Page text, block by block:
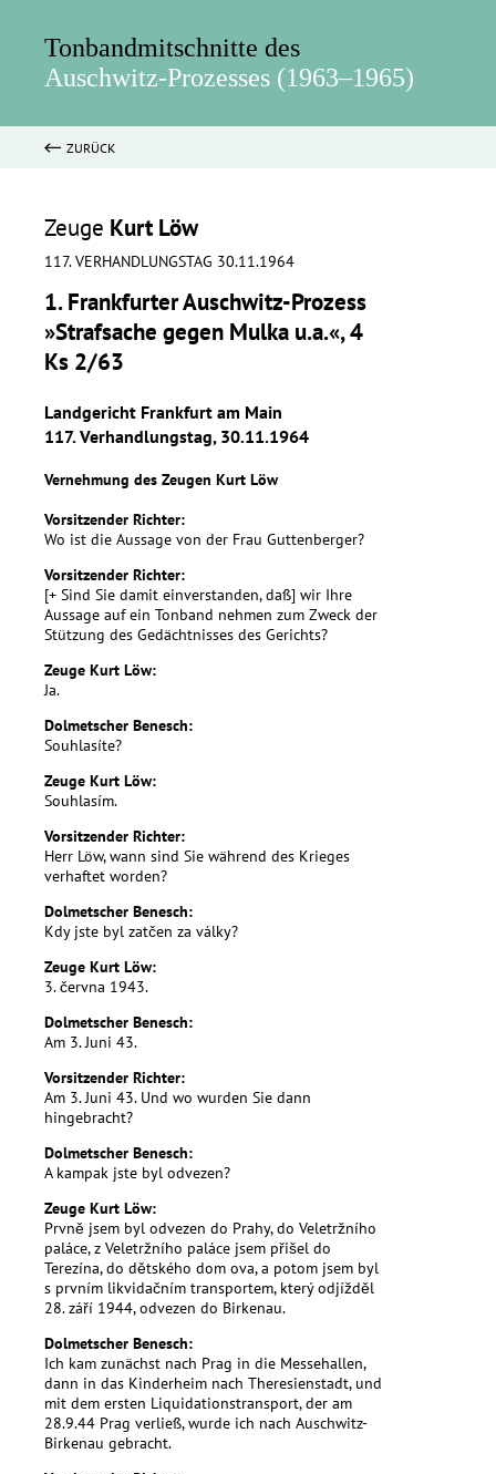
Tonbandmitschnitte des
Auschwitz-Prozesses (1963–1965)
ZURÜCK
Zeuge Kurt Löw
117. VERHANDLUNGSTAG 30.11.1964
1. Frankfurter Auschwitz-Prozess
»Strafsache gegen Mulka u.a.«, 4
Ks 2/63
Landgericht Frankfurt am Main
117. Verhandlungstag, 30.11.1964
Vernehmung des Zeugen Kurt Löw
Vorsitzender Richter:
Wo ist die Aussage von der Frau Guttenberger?
Vorsitzender Richter:
[+ Sind Sie damit einverstanden, daß] wir Ihre
Aussage auf ein Tonband nehmen zum Zweck der
Stützung des Gedächtnisses des Gerichts?
Zeuge Kurt Löw:
Ja.
Dolmetscher Benesch:
Souhlasíte?
Zeuge Kurt Löw:
Souhlasím.
Vorsitzender Richter:
Herr Löw, wann sind Sie während des Krieges
verhaftet worden?
Dolmetscher Benesch:
Kdy jste byl zatčen za války?
Zeuge Kurt Löw:
3. června 1943.
Dolmetscher Benesch:
Am 3. Juni 43.
Vorsitzender Richter:
Am 3. Juni 43. Und wo wurden Sie dann
hingebracht?
Dolmetscher Benesch:
A kampak jste byl odvezen?
Zeuge Kurt Löw:
Prvně jsem byl odvezen do Prahy, do Veletržního
paláce, z Veletržního paláce jsem přišel do
Terezína, do dětského dom ova, a potom jsem byl
s prvním likvidačním transportem, který odjížděl
28. září 1944, odvezen do Birkenau.
Dolmetscher Benesch:
Ich kam zunächst nach Prag in die Messehallen,
dann in das Kinderheim nach Theresienstadt, und
mit dem ersten Liquidationstransport, der am
28.9.44 Prag verließ, wurde ich nach Auschwitz-
Birkenau gebracht.